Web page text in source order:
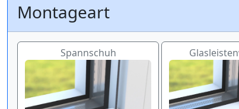
Montageart
Spannschuh